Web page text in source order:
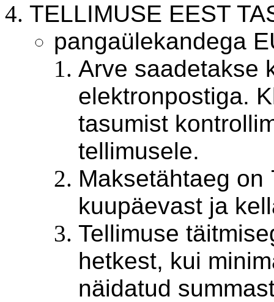
TELLIMUSE EEST
pangaülekandega
Arve saadetakse
elektronpostiga.
tasumist
tellimusele.
Maksetähtaeg
kuupäevast ja
Tellimuse
hetkest, kui
näidatud